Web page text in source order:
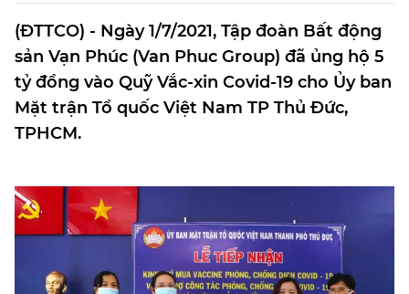
(ĐTTCO) - Ngày 1/7/2021, Tập đoàn Bất động
sản Vạn Phúc (Van Phuc Group) đã ủng hộ 5
tỷ đồng vào Quỹ Vắc-xin Covid-19 cho Ủy ban
Mặt trận Tổ quốc Việt Nam TP Thủ Đức,
TPHCM.